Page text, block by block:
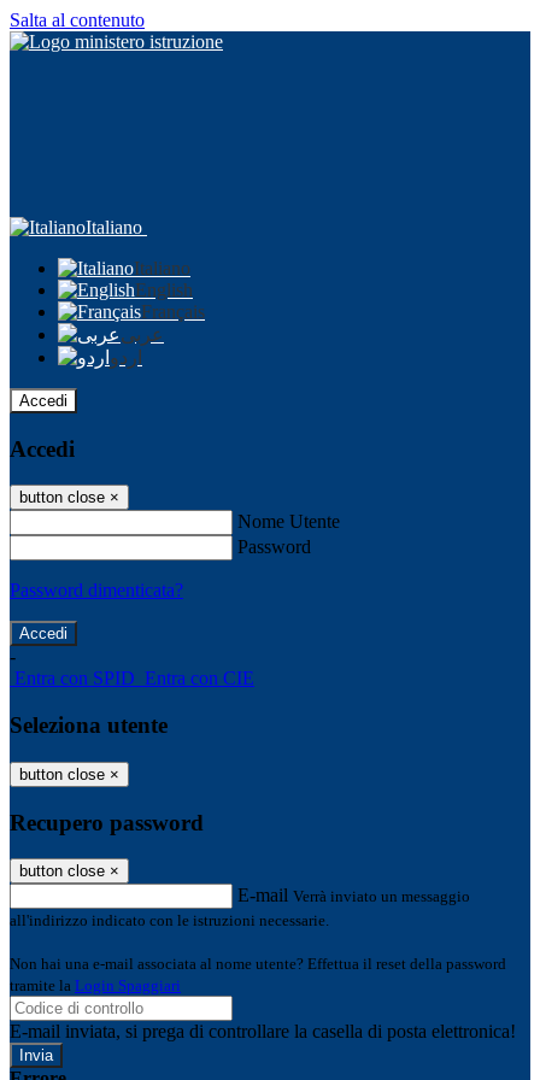
Salta al contenuto
Italiano
Italiano
English
Français
عربى
اردو
Accedi
Accedi
button close ×
Nome Utente
Password
Password dimenticata?
-
Entra con SPID Entra con CIE
Seleziona utente
button close ×
Recupero password
button close ×
E-mail Verrà inviato un messaggio
all'indirizzo indicato con le istruzioni necessarie.
Non hai una e-mail associata al nome utente? Effettua il reset della password
tramite la Login Spaggiari
E-mail inviata, si prega di controllare la casella di posta elettronica!